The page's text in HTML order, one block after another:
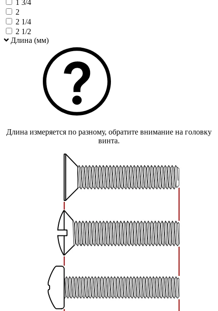
1 3/4
2
2 1/4
2 1/2
Длина (мм)
Длина измеряется по разному, обратите внимание на головку
винта.